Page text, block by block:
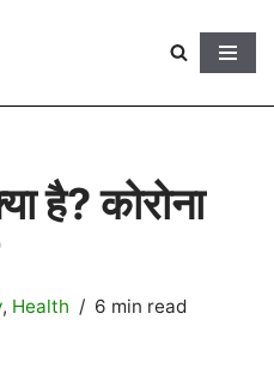
है? कोरोना
, Health 6 min read